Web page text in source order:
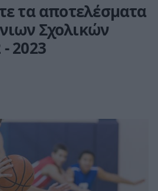
τα αποτελέσματα
Σχολικών
2023